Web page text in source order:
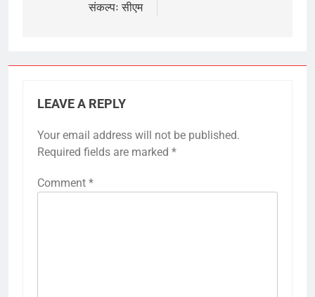
संकल्पः सीएम
LEAVE A REPLY
Your email address will not be published.
Required fields are marked *
Comment *